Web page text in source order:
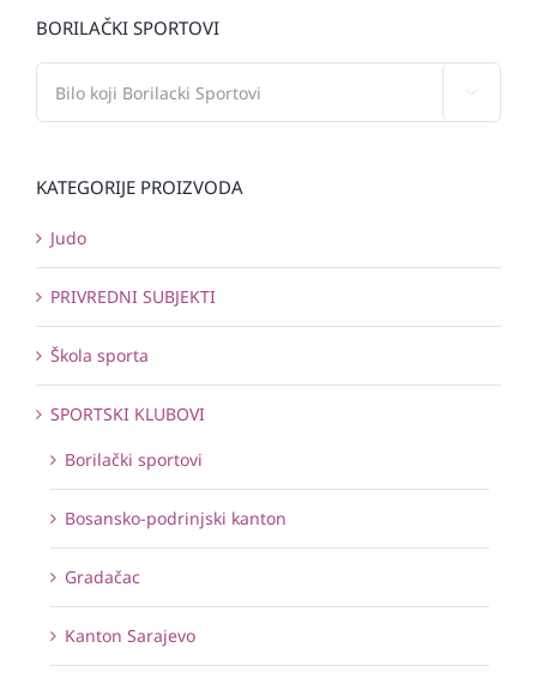
BORILAČKI SPORTOVI
KATEGORIJE PROIZVODA
Judo
PRIVREDNI SUBJEKTI
Škola sporta
SPORTSKI KLUBOVI
Borilački sportovi
Bosansko-podrinjski kanton
Gradačac
Kanton Sarajevo